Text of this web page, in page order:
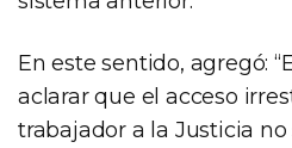
En este sentido, agregó:
aclarar que el acceso
trabajador a la Justicia no